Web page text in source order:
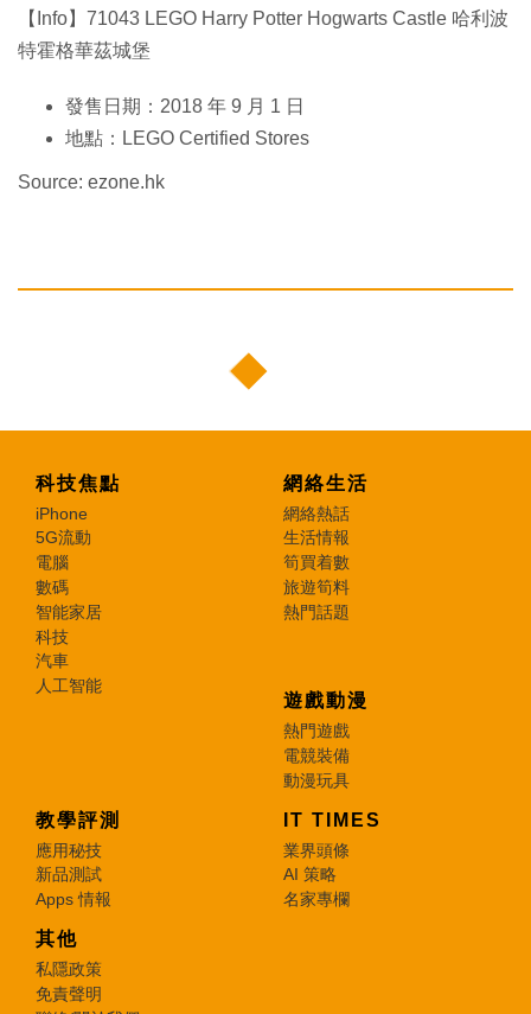
【Info】71043 LEGO Harry Potter Hogwarts Castle 哈利波
特霍格華茲城堡
發售日期：2018 年 9 月 1 日
地點：LEGO Certified Stores
Source: ezone.hk
科技焦點
iPhone
5G流動
電腦
數碼
智能家居
科技
汽車
人工智能
網絡生活
網絡熱話
生活情報
筍買着數
旅遊筍料
熱門話題
遊戲動漫
熱門遊戲
電競裝備
動漫玩具
教學評測
應用秘技
新品測試
Apps 情報
IT TIMES
業界頭條
AI 策略
名家專欄
其他
私隱政策
免責聲明